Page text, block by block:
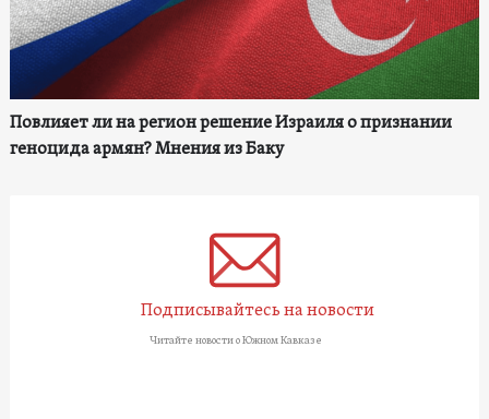
Повлияет ли на регион решение Израиля о признании
геноцида армян? Мнения из Баку
Подписывайтесь на новости
Читайте новости о Южном Кавказе